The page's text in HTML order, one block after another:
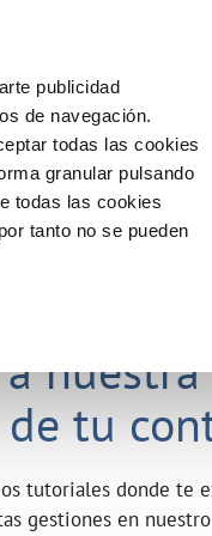
publicidad
de navegación.
todas las cookies
granular pulsando
todas las cookies
tanto no se pueden
del cliente)
Nuestros compromisos
tu
tutoriales donde te
gestiones en